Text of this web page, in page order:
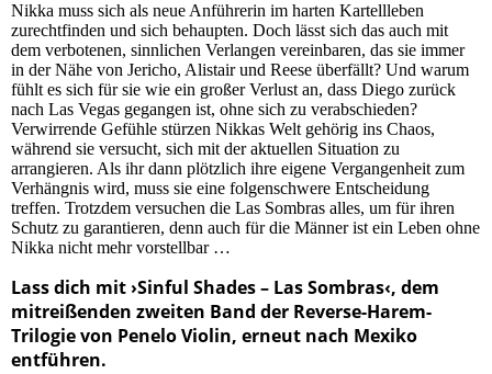
Nikka muss sich als neue Anführerin im harten Kartellleben
zurechtfinden und sich behaupten. Doch lässt sich das auch mit
dem verbotenen, sinnlichen Verlangen vereinbaren, das sie immer
in der Nähe von Jericho, Alistair und Reese überfällt? Und warum
fühlt es sich für sie wie ein großer Verlust an, dass Diego zurück
nach Las Vegas gegangen ist, ohne sich zu verabschieden?
Verwirrende Gefühle stürzen Nikkas Welt gehörig ins Chaos,
während sie versucht, sich mit der aktuellen Situation zu
arrangieren. Als ihr dann plötzlich ihre eigene Vergangenheit zum
Verhängnis wird, muss sie eine folgenschwere Entscheidung
treffen. Trotzdem versuchen die Las Sombras alles, um für ihren
Schutz zu garantieren, denn auch für die Männer ist ein Leben ohne
Nikka nicht mehr vorstellbar …
Lass dich mit ›Sinful Shades – Las Sombras‹, dem
mitreißenden zweiten Band der Reverse-Harem-
Trilogie von Penelo Violin, erneut nach Mexiko
entführen.